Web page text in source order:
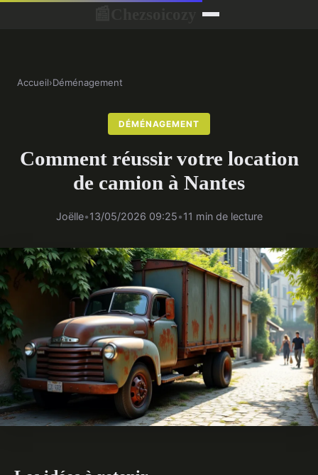
Accueil›Déménagement
DÉMÉNAGEMENT
Comment réussir votre location
de camion à Nantes
Joëlle•13/05/2026 09:25•11 min de lecture